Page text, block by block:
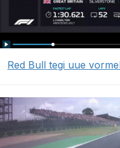
Red Bull tegi uue